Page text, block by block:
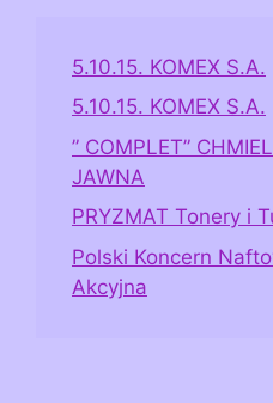
5.10.15. KOMEX S.A.
5.10.15. KOMEX S.A.
” COMPLET”
JAWNA
PRYZMAT Tonery i
Polski Koncern
Akcyjna